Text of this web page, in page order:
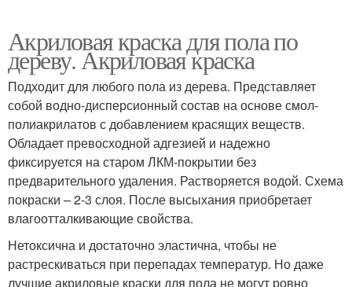
Акриловая краска для пола по
дереву. Акриловая краска
Подходит для любого пола из дерева. Представляет
собой водно-дисперсионный состав на основе смол-
полиакрилатов с добавлением красящих веществ.
Обладает превосходной адгезией и надежно
фиксируется на старом ЛКМ-покрытии без
предварительного удаления. Растворяется водой. Схема
покраски – 2-3 слоя. После высыхания приобретает
влагоотталкивающие свойства.
Нетоксична и достаточно эластична, чтобы не
растрескиваться при перепадах температур. Но даже
лучшие акриловые краски для пола не могут ровно